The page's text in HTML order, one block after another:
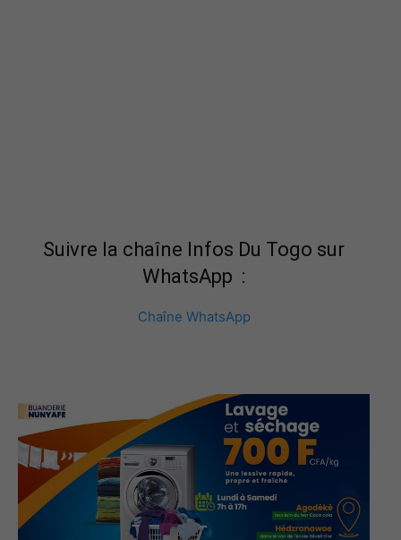
Suivre la chaîne Infos Du Togo sur
WhatsApp :
Chaîne WhatsApp